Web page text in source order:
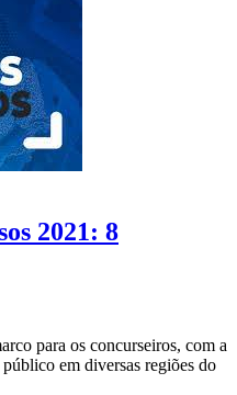
2021: 8
para os concurseiros, com a
em diversas regiões do